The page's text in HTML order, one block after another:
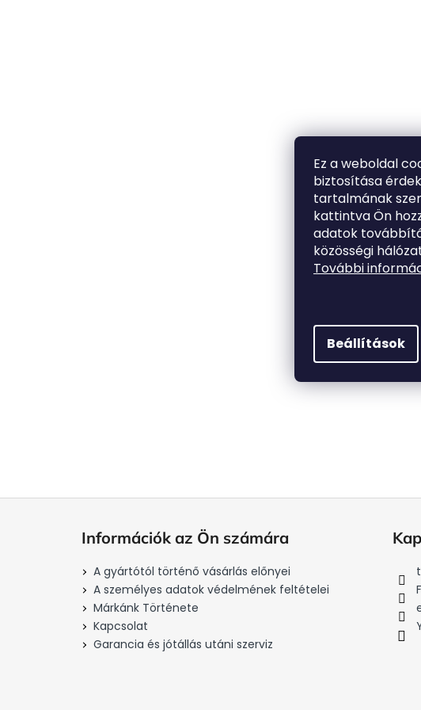
Ez a weboldal
biztosítása
tartalmának
kattintva Ön
adatok
közösségi
További
Beállítások
Információk az Ön számára
A gyártótól történő vásárlás előnyei
A személyes adatok védelmének feltételei
Márkánk Története
Kapcsolat
Garancia és jótállás utáni szerviz